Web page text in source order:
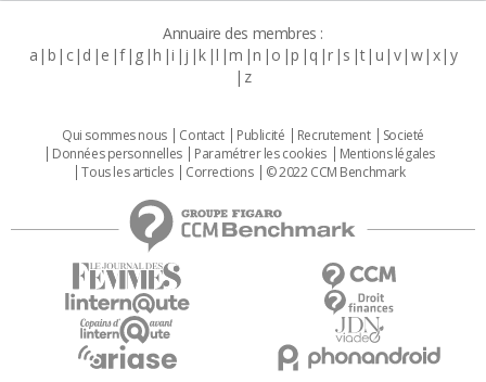
Annuaire des membres :
a b c d e f g h i j k l m n o p q r s t u v w x y
z
Qui sommes nous Contact Publicité Recrutement
Societé
Données personnelles
Paramétrer les cookies
Mentions légales
Tous les articles
Corrections © 2022 CCM Benchmark